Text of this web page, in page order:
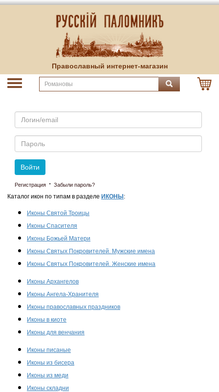
Православный интернет-магазин
Email
Пароль
Войти
Регистрация · Забыли пароль?
Каталог икон по типам в разделе ИКОНЫ :
Иконы Святой Троицы
Иконы Спасителя
Иконы Божьей Матери
Иконы Святых Покровителей. Мужские имена
Иконы Святых Покровителей. Женские имена
Иконы Архангелов
Иконы Ангела-Хранителя
Иконы православных праздников
Иконы в киоте
Иконы для венчания
Иконы писаные
Иконы из бисера
Иконы из меди
Иконы складни